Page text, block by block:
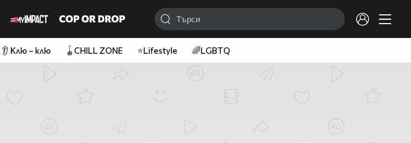
👂 Клю – клю 🪀CHILL ZONE ⭐Lifestyle 🌈LGBTQ